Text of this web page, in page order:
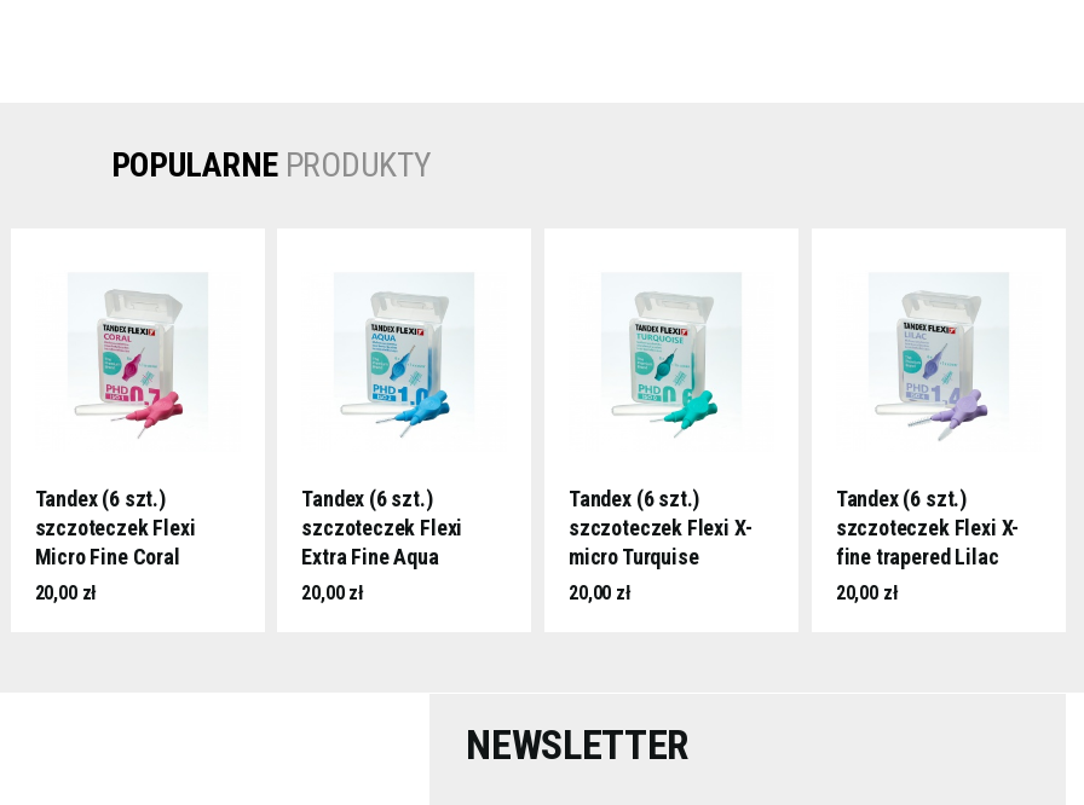
POPULARNE PRODUKTY
Tandex (6 szt.)
szczoteczek Flexi
Micro Fine Coral
(różowy)
20,00 zł
Tandex (6 szt.)
szczoteczek Flexi
Extra Fine Aqua
(niebieski))
20,00 zł
Tandex (6 szt.)
szczoteczek Flexi X-
micro Turquise
(morski)
20,00 zł
Tandex (6 szt.)
szczoteczek Flexi X-
fine trapered Lilac
(fioletowy)
20,00 zł
NEWSLETTER